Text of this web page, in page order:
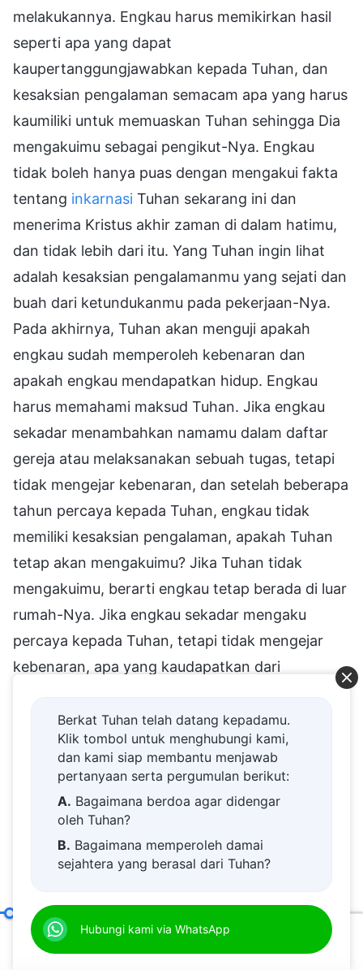
melakukannya. Engkau harus memikirkan hasil
seperti apa yang dapat
kaupertanggungjawabkan kepada Tuhan, dan
kesaksian pengalaman semacam apa yang harus
kaumiliki untuk memuaskan Tuhan sehingga Dia
mengakuimu sebagai pengikut-Nya. Engkau
tidak boleh hanya puas dengan mengakui fakta
tentang inkarnasi Tuhan sekarang ini dan
menerima Kristus akhir zaman di dalam hatimu,
dan tidak lebih dari itu. Yang Tuhan ingin lihat
adalah kesaksian pengalamanmu yang sejati dan
buah dari ketundukanmu pada pekerjaan-Nya.
Pada akhirnya, Tuhan akan menguji apakah
engkau sudah memperoleh kebenaran dan
apakah engkau mendapatkan hidup. Engkau
harus memahami maksud Tuhan. Jika engkau
sekadar menambahkan namamu dalam daftar
gereja atau melaksanakan sebuah tugas, tetapi
tidak mengejar kebenaran, dan setelah beberapa
tahun percaya kepada Tuhan, engkau tidak
memiliki kesaksian pengalaman, apakah Tuhan
tetap akan mengakuimu? Jika Tuhan tidak
mengakuimu, berarti engkau tetap berada di luar
rumah-Nya. Jika engkau sekadar mengaku
percaya kepada Tuhan, tetapi tidak mengejar
kebenaran, apa yang kaudapatkan dari
Engkau jauh dari standar tuntutan Tuhan!
Memperoleh kebenaran tidak semudah yang
orang bayangkan; orang harus menanggung
banyak ujian dan kesengsaraan, penderitaan dan
pemurnian sebelum mereka mampu memperoleh
kebenaran dan mengenal Tuhan. Jika engkau
mengalami pekerjaan Tuhan dengan cara ini, jika
kaumiliki untuk mengikut Tuhan, dapatkah
engkau diselamatkan? Dapatkah engkau
Berkat Tuhan telah datang kepadamu.
Klik tombol untuk menghubungi kami,
dan kami siap membantu menjawab
pertanyaan serta pergumulan berikut:
A. Bagaimana berdoa agar didengar
oleh Tuhan?
B. Bagaimana memperoleh damai
sejahtera yang berasal dari Tuhan?
D.
dekat kepada Tuhan.
E.Bagaimana menyambut kedatangan
Hubungi kami via WhatsApp
Firman tentang Topik-Topik Lainnya